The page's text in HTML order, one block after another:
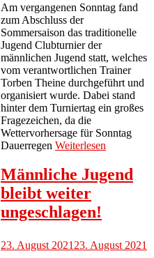
Am vergangenen Sonntag fand
zum Abschluss der
Sommersaison das traditionelle
Jugend Clubturnier der
männlichen Jugend statt, welches
vom verantwortlichen Trainer
Torben Theine durchgeführt und
organisiert wurde. Dabei stand
hinter dem Turniertag ein großes
Fragezeichen, da die
Wettervorhersage für Sonntag
Dauerregen Weiterlesen
Männliche Jugend
bleibt weiter
ungeschlagen!
23. August 2021 23. August 2021